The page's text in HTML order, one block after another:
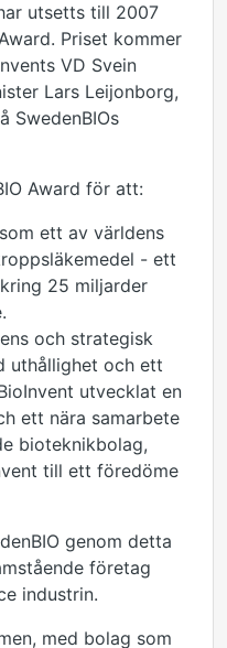
utsetts till 2007
Priset kommer
VD Svein
Lars Leijonborg,
SwedenBIOs
Award för att:
ett av världens
- ett
25 miljarder
och strategisk
uthållighet och ett
utvecklat en
ett nära samarbete
bioteknikbolag,
till ett föredöme
genom detta
företag
industrin.
med bolag som